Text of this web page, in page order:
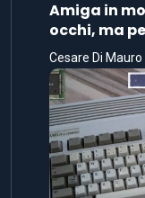
Amiga in
occhi, ma
Cesare Di Mauro